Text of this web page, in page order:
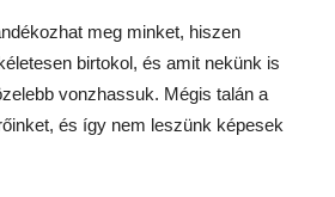
meg minket, hiszen
birtokol, és amit nekünk is
vonzhassuk. Mégis talán a
és így nem leszünk képesek